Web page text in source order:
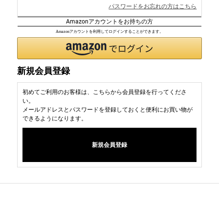
パスワードをお忘れの方はこちら
Amazonアカウントをお持ちの方
Amazonアカウントを利用してログインすることができます。
新規会員登録
初めてご利用のお客様は、こちらから会員登録を行ってくださ
い。
メールアドレスとパスワードを登録しておくと便利にお買い物が
できるようになります。